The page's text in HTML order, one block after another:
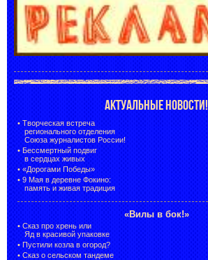
АКТУАЛЬНЫЕ НОВОСТИ!
• Творческая встреча
регионального отделения
Союза журналистов России!
• Бессмертный подвиг
в сердцах живых
• «Дорогами Победы»
• 9 Мая в деревне Фокино:
память и живая традиция
«Вилы в бок!»
• Сказ про хрень или
Яд в красивой упаковке
• Пустили козла в огород?
• Сказ о сельском тандеме